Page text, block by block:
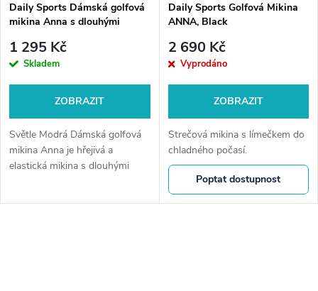
Daily Sports Dámská golfová
mikina Anna s dlouhými
1 295 Kč
Skladem
ZOBRAZIT
Světle Modrá Dámská golfová
mikina Anna je hřejivá a
elastická mikina s dlouhými
Daily Sports Golfová Mikina
ANNA, Black
2 690 Kč
Vyprodáno
ZOBRAZIT
Strečová mikina s límečkem do
chladného počasí.
Poptat dostupnost